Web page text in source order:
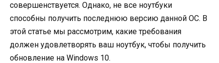
совершенствуется. Однако, не все ноутбуки
способны получить последнюю версию данной ОС. В
этой статье мы рассмотрим, какие требования
должен удовлетворять ваш ноутбук, чтобы получить
обновление на Windows 10.